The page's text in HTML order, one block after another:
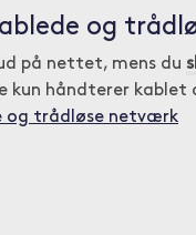
og
på nettet, mens du
kun håndterer
og trådløse netværk